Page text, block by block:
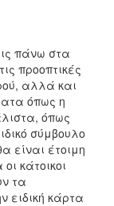
πάνω στα
προοπτικές
αλλά και
όπως η
όπως
σύμβουλο
είναι έτοιμη
κάτοικοι
τα
ειδική κάρτα